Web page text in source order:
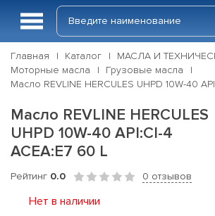
Главная Каталог
МАСЛА И
Моторные масла
Грузовые масла
Масло REVLINE HERCULES UHPD 10W-40
Масло REVLINE HERCULES
UHPD 10W-40 API:CI-4
ACEA:E7 60 L
Рейтинг 0.0 0 отзывов
Нет в наличии